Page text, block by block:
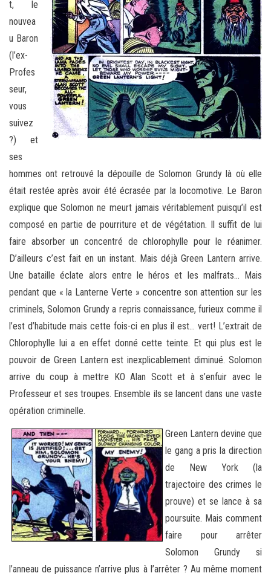
t, le
nouvea
u Baron
(l’ex-
Profes
seur,
vous
suivez
?) et
ses
hommes ont retrouvé la dépouille de Solomon Grundy là où elle
était restée après avoir été écrasée par la locomotive. Le Baron
explique que Solomon ne meurt jamais véritablement puisqu’il est
composé en partie de pourriture et de végétation. Il suffit de lui
faire absorber un concentré de chlorophylle pour le réanimer.
D’ailleurs c’est fait en un instant. Mais déjà Green Lantern arrive.
Une bataille éclate alors entre le héros et les malfrats… Mais
pendant que « la Lanterne Verte » concentre son attention sur les
criminels, Solomon Grundy a repris connaissance, furieux comme il
l’est d’habitude mais cette fois-ci en plus il est… vert! L’extrait de
Chlorophylle lui a en effet donné cette teinte. Et qui plus est le
pouvoir de Green Lantern est inexplicablement diminué. Solomon
arrive du coup à mettre KO Alan Scott et à s’enfuir avec le
Professeur et ses troupes. Ensemble ils se lancent dans une vaste
opération criminelle.
Green Lantern devine que
le gang a pris la direction
de New York (la
trajectoire des crimes le
prouve) et se lance à sa
poursuite. Mais comment
faire pour arrêter
Solomon Grundy si
l’anneau de puissance n’arrive plus à l’arrêter ? Au même moment